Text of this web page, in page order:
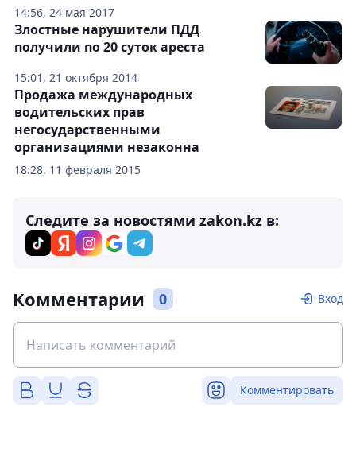
14:56, 24 мая 2017
15:01, 21 октября 2014
Злостные нарушители ПДД
получили по 20 суток ареста
18:28, 11 февраля 2015
Продажа международных
водительских прав
негосударственными
организациями незаконна
Следите за новостями zakon.kz в:
Комментарии 0 Вход
Комментировать